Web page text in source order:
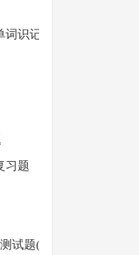
识记测试卷
习题
试题(Unit1-Unit2)